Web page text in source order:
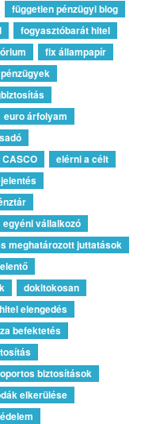
független pénzügyi blog
fogyasztóbarát hitel
fix állampapír
euro árfolyam
elérni a célt
egyéni vállalkozó
meghatározott juttatások
dokitokosan
elengedés
befektetés
biztosítások
elkerülése